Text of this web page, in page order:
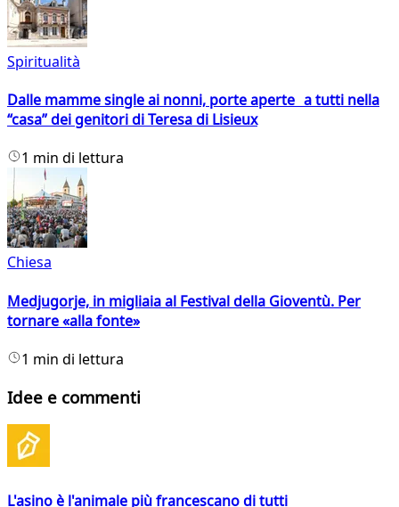
Spiritualità
Dalle mamme single ai nonni, porte aperte a tutti nella
“casa” dei genitori di Teresa di Lisieux
1 min di lettura
Chiesa
Medjugorje, in migliaia al Festival della Gioventù. Per
tornare «alla fonte»
1 min di lettura
Idee e commenti
L'asino è l'animale più francescano di tutti